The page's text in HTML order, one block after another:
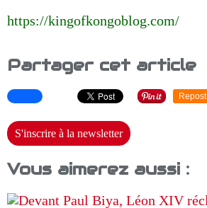
https://kingofkongoblog.com/
Partager cet article
Repost
S'inscrire à la newsletter
Vous aimerez aussi :